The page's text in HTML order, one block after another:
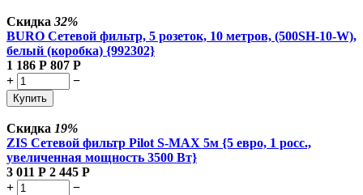
Скидка 32%
BURO Сетевой фильтр, 5 розеток, 10 метров, (500SH-10-W),
белый (коробка) {992302}
1 186 Р 807 Р
+
−
Купить
Скидка 19%
ZIS Сетевой фильтр Pilot S-MAX 5м {5 евро, 1 росс.,
увеличенная мощность 3500 Вт}
3 011 Р 2 445 Р
+
−